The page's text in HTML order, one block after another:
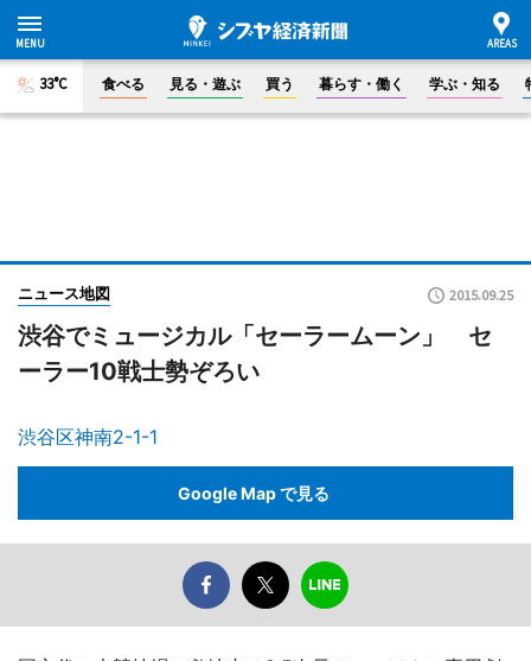
33°C 食べる 見る・遊ぶ 買う 暮らす・働く 学ぶ・知る
ニュース地図 2015.09.25
渋谷でミュージカル「セーラームーン」 セ
ーラー10戦士勢ぞろい
渋谷区神南2-1-1
Google Map で見る